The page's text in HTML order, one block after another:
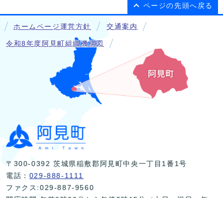
ページの先頭へ戻る
ホームページ運営方針 交通案内
令和8年度阿見町組織機構図
〒300-0392 茨城県稲敷郡阿見町中央一丁目1番1号
電話： 029-888-1111
ファクス:029-887-9560